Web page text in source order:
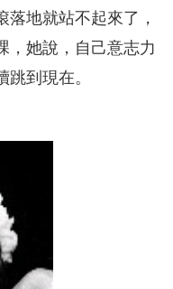
地就站不起來了，
，她說，自己意志力
到現在。